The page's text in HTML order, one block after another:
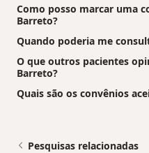
Como posso marcar uma
Barreto?
Quando poderia me
O que outros pacientes
Barreto?
Quais são os convênios
Pesquisas relacionadas